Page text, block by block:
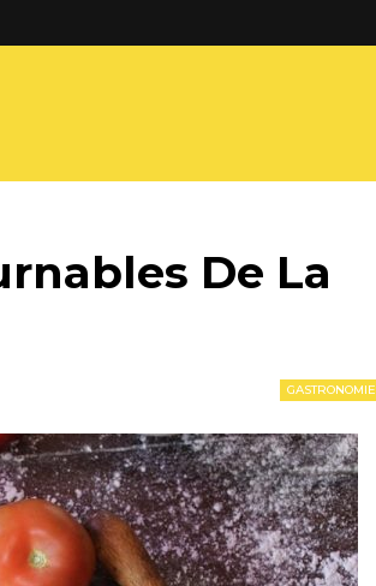
De La
GASTRONOMIE